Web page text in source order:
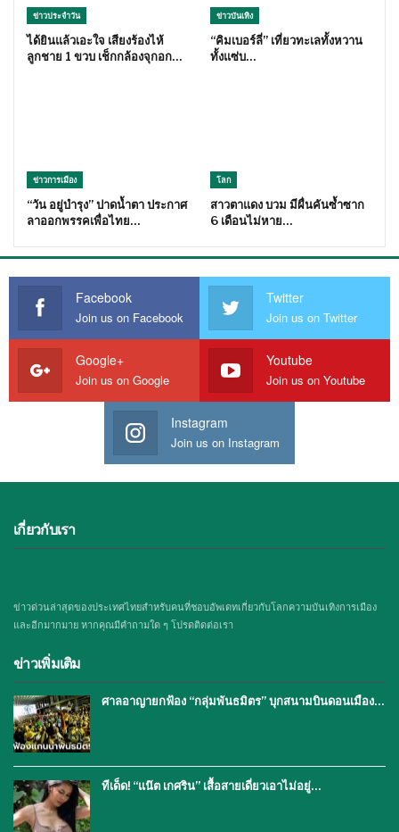
ข่าวประจำวัน
ได้ยินแล้วเอะใจ เสียงร้องไห้
ลูกชาย 1 ขวบ เช็กกล้องจุกอก…
ข่าวบันเทิง
“คิมเบอร์ลี่” เที่ยวทะเลทั้งหวาน
ทั้งแซ่บ…
ข่าวการเมือง
“วัน อยู่บำรุง” ปาดน้ำตา ประกาศ
ลาออกพรรคเพื่อไทย…
โลก
สาวตาแดง บวม มีผื่นคันซ้ำซาก
6 เดือนไม่หาย…
Facebook
Join us on Facebook
Twitter
Join us on Twitter
Google+
Join us on Google
Youtube
Join us on Youtube
Instagram
Join us on Instagram
เกี่ยวกับเรา
ข่าวด่วนล่าสุดของประเทศไทยสำหรับคนที่ชอบอัพเดทเกี่ยวกับโลกความบันเทิงการเมือง
และอีกมากมาย หากคุณมีคำถามใด ๆ โปรดติดต่อเรา
ข่าวเพิ่มเติม
ศาลอาญายกฟ้อง “กลุ่มพันธมิตร” บุกสนามบินดอนเมือง…
ทีเด็ด! “แน๊ต เกศริน” เสื้อสายเดี่ยวเอาไม่อยู่…